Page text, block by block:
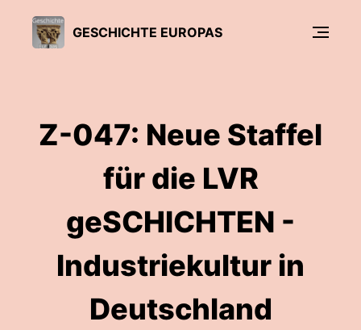
GESCHICHTE EUROPAS
Z-047: Neue Staffel
für die LVR
geSCHICHTEN -
Industriekultur in
Deutschland